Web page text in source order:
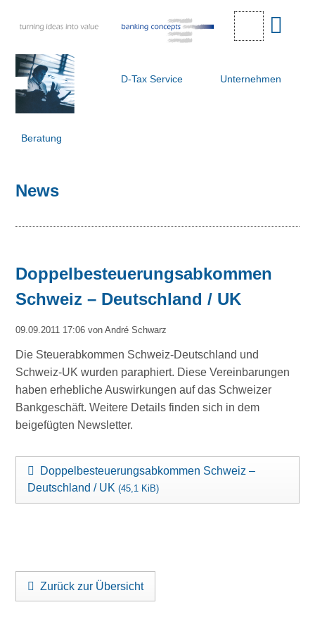
Beratung
D-Tax Service Unternehmen
News
Doppelbesteuerungsabkommen
Schweiz – Deutschland / UK
09.09.2011 17:06 von André Schwarz
Die Steuerabkommen Schweiz-Deutschland und
Schweiz-UK wurden paraphiert. Diese Vereinbarungen
haben erhebliche Auswirkungen auf das Schweizer
Bankgeschäft. Weitere Details finden sich in dem
beigefügten Newsletter.
Doppelbesteuerungsabkommen Schweiz –
Deutschland / UK(45,1 KiB)
Zurück zur Übersicht